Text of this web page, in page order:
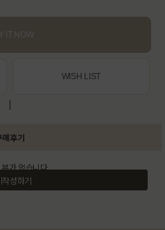
IT NOW
WISH LIST
|
매후기
가 없습니다.
작성하기